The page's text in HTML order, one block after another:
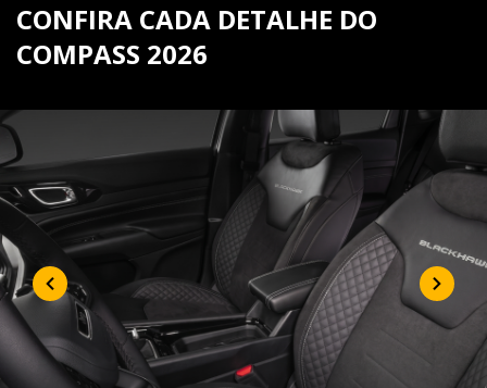
CONFIRA CADA DETALHE DO
COMPASS 2026